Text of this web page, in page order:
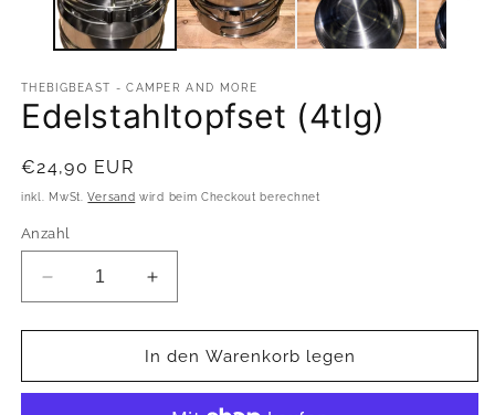
THEBIGBEAST - CAMPER AND MORE
Edelstahltopfset (4tlg)
Normaler
Preis
€24,90 EUR
inkl. MwSt.Versand wird beim Checkout berechnet
Anzahl
Verringere
die
Menge
Edelstahltopfset
Erhöhe
die
Menge
für
Edelstahltopfset
In den Warenkorb legen